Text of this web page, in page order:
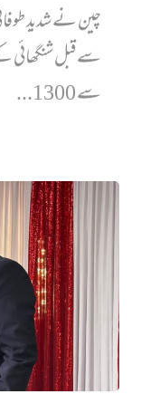
چین نے شدید
سے قبل شنگھائی
سے 1300...